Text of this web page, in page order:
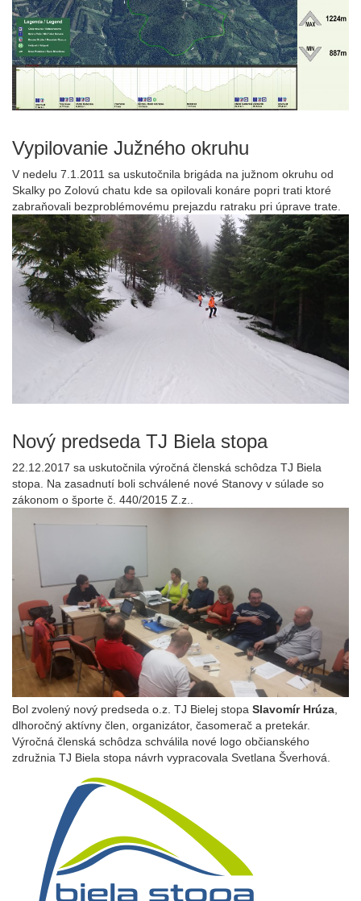
Vypilovanie Južného okruhu
V nedelu 7.1.2011 sa uskutočnila brigáda na južnom okruhu od
Skalky po Zolovú chatu kde sa opilovali konáre popri trati ktoré
zabraňovali bezproblémovému prejazdu ratraku pri úprave trate.
Nový predseda TJ Biela stopa
22.12.2017 sa uskutočnila výročná členská schôdza TJ Biela
stopa. Na zasadnutí boli schválené nové Stanovy v súlade so
zákonom o športe č. 440/2015 Z.z..
Bol zvolený nový predseda o.z. TJ Bielej stopa Slavomír Hrúza,
dlhoročný aktívny člen, organizátor, časomerač a pretekár.
Výročná členská schôdza schválila nové logo občianského
združnia TJ Biela stopa návrh vypracovala Svetlana Šverhová.